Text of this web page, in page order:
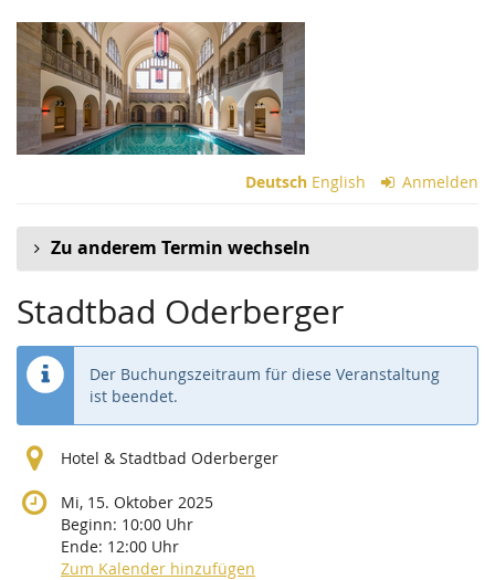
Zum
Haupt-
Inhalt
springen
Deutsch English Anmelden
Zu anderem Termin wechseln
Stadtbad Oderberger
Der Buchungszeitraum für diese Veranstaltung
ist beendet.
Hotel & Stadtbad Oderberger
Mi, 15. Oktober 2025
Beginn: 10:00 Uhr
Ende: 12:00 Uhr
Zum Kalender hinzufügen